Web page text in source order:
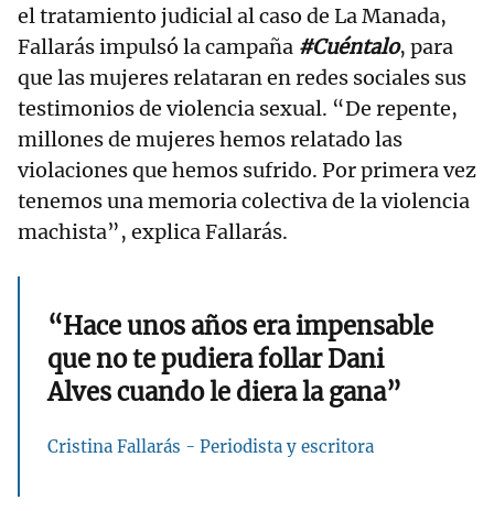
el tratamiento judicial al caso de La Manada,
Fallarás impulsó la campaña #Cuéntalo, para
que las mujeres relataran en redes sociales sus
testimonios de violencia sexual. “De repente,
millones de mujeres hemos relatado las
violaciones que hemos sufrido. Por primera vez
tenemos una memoria colectiva de la violencia
machista”, explica Fallarás.
“Hace unos años era impensable
que no te pudiera follar Dani
Alves cuando le diera la gana”
Cristina Fallarás - Periodista y escritora